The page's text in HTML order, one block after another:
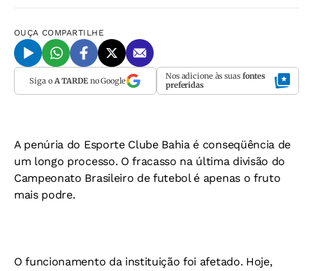
OUÇA COMPARTILHE
Siga o A TARDEno Google Nos adicione às suas fontes
preferidas
A penúria do Esporte Clube Bahia é conseqüência de
um longo processo. O fracasso na última divisão do
Campeonato Brasileiro de futebol é apenas o fruto
mais podre.
O funcionamento da instituição foi afetado. Hoje,